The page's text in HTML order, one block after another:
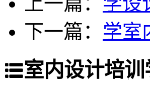
下一篇： 学室
室内设计培